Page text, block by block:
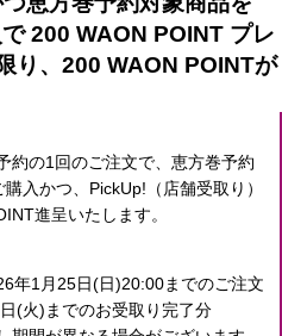
約の1回のご注文で、 恵方巻予約
入かつ、PickUp!（店舗受取り）
進呈いたします。
年1月25日(日)20:00までのご注文
(火)までのお受取り完了分